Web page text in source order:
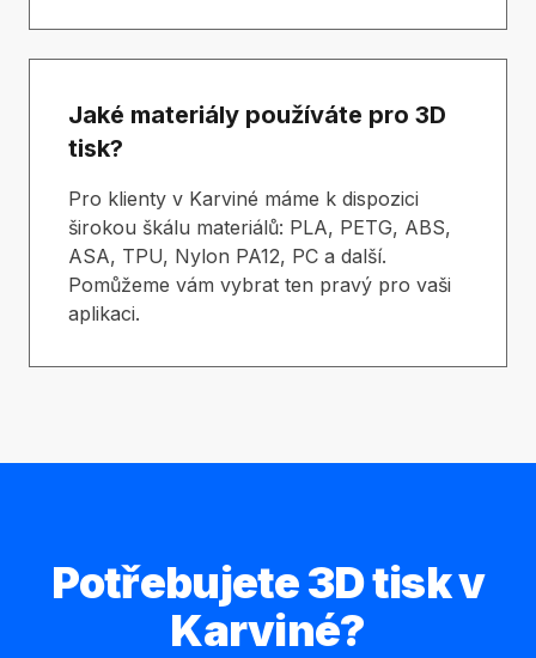
Jaké materiály používáte pro 3D
tisk?
Pro klienty v Karviné máme k dispozici
širokou škálu materiálů: PLA, PETG, ABS,
ASA, TPU, Nylon PA12, PC a další.
Pomůžeme vám vybrat ten pravý pro vaši
aplikaci.
Potřebujete 3D tisk v
Karviné?